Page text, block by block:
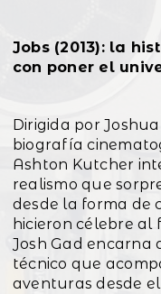
Jobs (2013): la
con poner el
Dirigida por
biografía
Ashton Kutcher
realismo que
desde la forma de
hicieron célebre al
Josh Gad encarna
técnico que
aventuras desde